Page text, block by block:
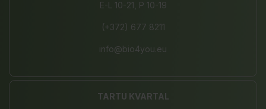
E-L 10-21, P 10-19
(+372) 677 8211
info@bio4you.eu
TARTU KVARTAL